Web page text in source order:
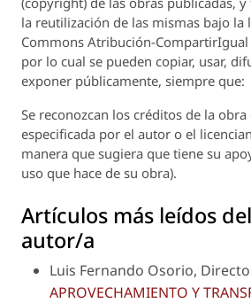
la reutilización de las mismas bajo la
Commons Atribución-
por lo cual se pueden copiar, usar,
exponer públicamente, siempre que:
Se reconozcan los créditos de la
especificada por el autor o el
manera que sugiera que tiene su
uso que hace de su obra).
Artículos más leídos
autor/a
Luis Fernando Osorio,
APROVECHAMIENTO Y